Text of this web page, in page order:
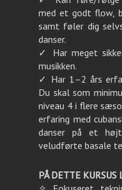
med et godt flow,
samt føler dig
danser.
✓ Har meget
musikken.
✓ Har 1–2 års
Du skal som
niveau 4 i flere
erfaring med
danser på et
veludførte basale
PÅ DETTE